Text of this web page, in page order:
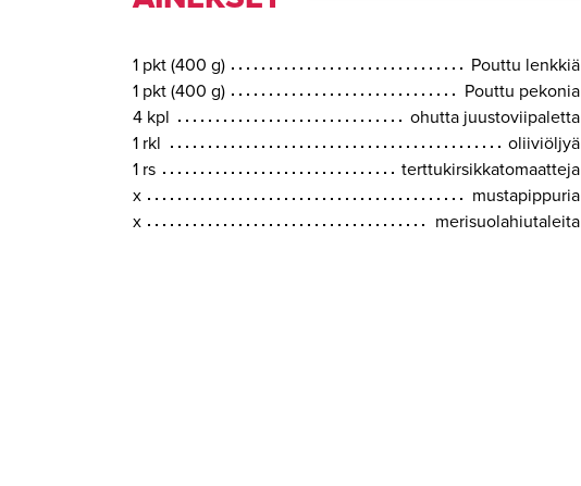
1 pkt (400 g)
Pouttu lenkkiä
1 pkt (400 g)
Pouttu pekonia
4 kpl
ohutta juustoviipaletta
1 rkl
oliiviöljyä
1 rs
terttukirsikkatomaatteja
x
mustapippuria
x
merisuolahiutaleita